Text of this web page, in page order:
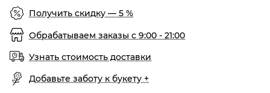
Получить скидку — 5 %
Обрабатываем заказы с 9:00 - 21:00
Узнать стоимость доставки
Добавьте заботу к букету +